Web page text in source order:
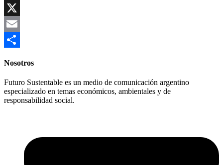
Copy
Link
X
Email
Nosotros
Futuro Sustentable es un medio de comunicación argentino
especializado en temas económicos, ambientales y de
responsabilidad social.